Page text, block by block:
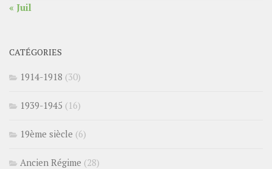
« Juil
CATÉGORIES
1914-1918 (30)
1939-1945 (16)
19ème siècle (6)
Ancien Régime (28)